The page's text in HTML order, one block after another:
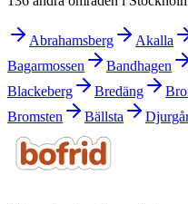
Abrahamsberg Akalla
Bagarmossen
Bandhagen
Blackeberg
Bredäng
Bromsten
Bällsta